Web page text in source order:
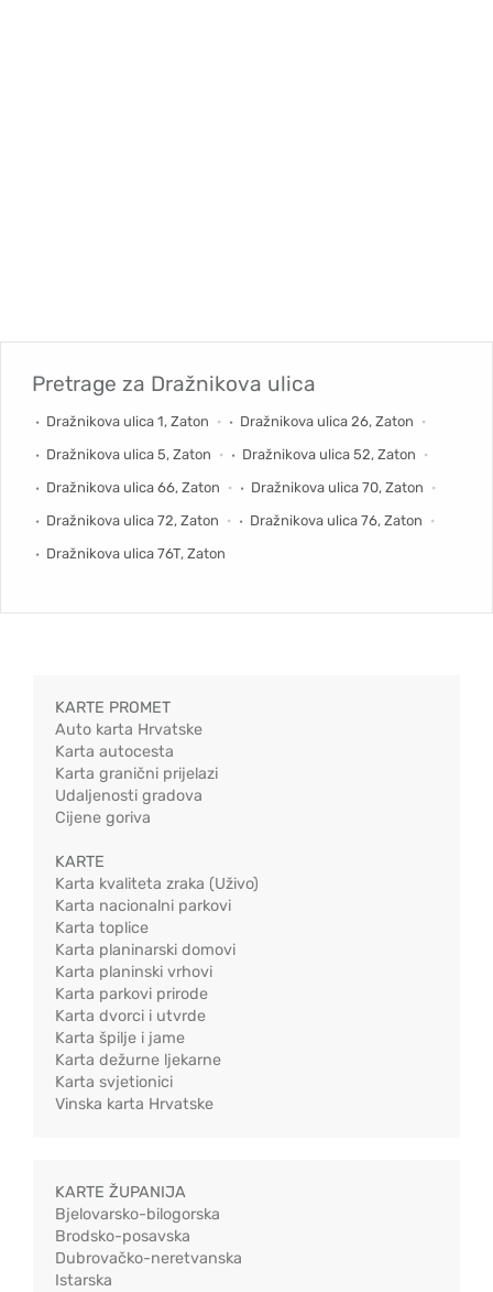
Pretrage za Dražnikova ulica
Dražnikova ulica 1, Zaton
Dražnikova ulica 26, Zaton
Dražnikova ulica 5, Zaton
Dražnikova ulica 52, Zaton
Dražnikova ulica 66, Zaton
Dražnikova ulica 70, Zaton
Dražnikova ulica 72, Zaton
Dražnikova ulica 76, Zaton
Dražnikova ulica 76T, Zaton
KARTE PROMET
Auto karta Hrvatske
Karta autocesta
Karta granični prijelazi
Udaljenosti gradova
Cijene goriva
KARTE
Karta kvaliteta zraka (Uživo)
Karta nacionalni parkovi
Karta toplice
Karta planinarski domovi
Karta planinski vrhovi
Karta parkovi prirode
Karta dvorci i utvrde
Karta špilje i jame
Karta dežurne ljekarne
Karta svjetionici
Vinska karta Hrvatske
KARTE ŽUPANIJA
Bjelovarsko-bilogorska
Brodsko-posavska
Dubrovačko-neretvanska
Istarska